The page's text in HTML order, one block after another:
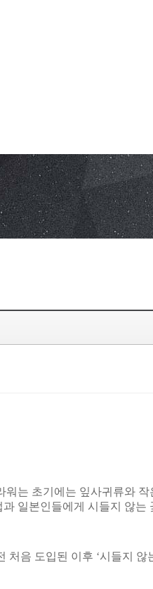
는 초기에는 잎사귀류와
일본인들에게 시들지 않
처음 도입된 이후 ‘시들지 않